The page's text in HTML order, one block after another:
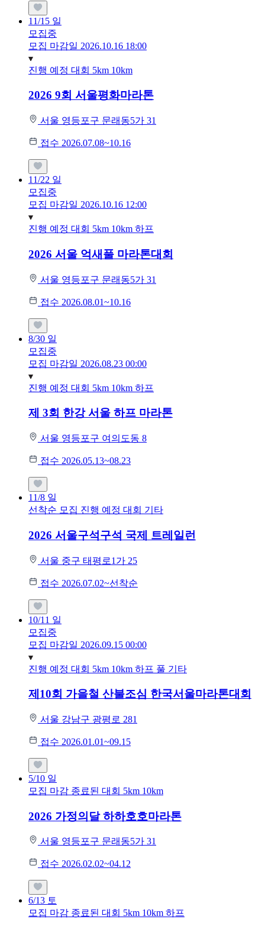
11/15 일
모집중
모집 마감일 2026.10.16 18:00
진행 예정 대회 5km 10km
2026 9회 서울평화마라톤
서울 영등포구 문래동5가 31
접수 2026.07.08~10.16
11/22 일
모집중
모집 마감일 2026.10.16 12:00
진행 예정 대회 5km 10km 하프
2026 서울 억새풀 마라톤대회
서울 영등포구 문래동5가 31
접수 2026.08.01~10.16
8/30 일
모집중
모집 마감일 2026.08.23 00:00
진행 예정 대회 5km 10km 하프
제 3회 한강 서울 하프 마라톤
서울 영등포구 여의도동 8
접수 2026.05.13~08.23
11/8 일
선착순 모집 진행 예정 대회 기타
2026 서울구석구석 국제 트레일런
서울 중구 태평로1가 25
접수 2026.07.02~선착순
10/11 일
모집중
모집 마감일 2026.09.15 00:00
진행 예정 대회 5km 10km 하프 풀 기타
제10회 가을철 산불조심 한국서울마라톤대회
서울 강남구 광평로 281
접수 2026.01.01~09.15
5/10 일
모집 마감 종료된 대회 5km 10km
2026 가정의달 하하호호마라톤
서울 영등포구 문래동5가 31
접수 2026.02.02~04.12
6/13 토
모집 마감 종료된 대회 5km 10km 하프